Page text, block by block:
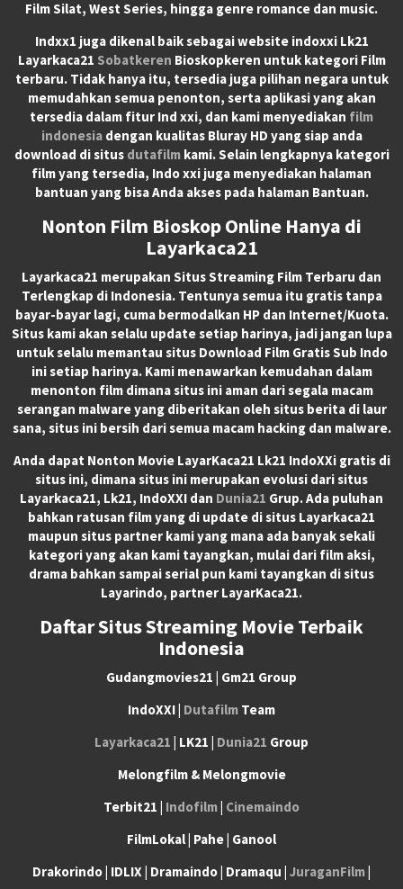
Film Silat, West Series, hingga genre romance dan music.
Indxx1 juga dikenal baik sebagai website indoxxi Lk21
Layarkaca21 Sobatkeren Bioskopkeren untuk kategori Film
terbaru. Tidak hanya itu, tersedia juga pilihan negara untuk
memudahkan semua penonton, serta aplikasi yang akan
tersedia dalam fitur Ind xxi, dan kami menyediakan film
indonesiadengan kualitas Bluray HD yang siap anda
download di situs dutafilmkami. Selain lengkapnya kategori
film yang tersedia, Indo xxi juga menyediakan halaman
bantuan yang bisa Anda akses pada halaman Bantuan.
Nonton Film Bioskop Online Hanya di
Layarkaca21
Layarkaca21 merupakan Situs Streaming Film Terbaru dan
Terlengkap di Indonesia. Tentunya semua itu gratis tanpa
bayar-bayar lagi, cuma bermodalkan HP dan Internet/Kuota.
Situs kami akan selalu update setiap harinya, jadi jangan lupa
untuk selalu memantau situs Download Film Gratis Sub Indo
ini setiap harinya. Kami menawarkan kemudahan dalam
menonton film dimana situs ini aman dari segala macam
serangan malware yang diberitakan oleh situs berita di laur
sana, situs ini bersih dari semua macam hacking dan malware.
Anda dapat Nonton Movie LayarKaca21 Lk21 IndoXXigratis di
situs ini, dimana situs ini merupakan evolusi dari situs
Layarkaca21, Lk21, IndoXXI dan Dunia21 Grup. Ada puluhan
bahkan ratusan film yang di update di situs Layarkaca21
maupun situs partner kami yang mana ada banyak sekali
kategori yang akan kami tayangkan, mulai dari film aksi,
drama bahkan sampai serial pun kami tayangkan di situs
Layarindo, partner LayarKaca21.
Daftar Situs Streaming Movie Terbaik
Indonesia
Gudangmovies21 | Gm21 Group
IndoXXI | Dutafilm Team
Layarkaca21 | LK21 | Dunia21 Group
Melongfilm & Melongmovie
Terbit21 | Indofilm| Cinemaindo
FilmLokal | Pahe | Ganool
Drakorindo | IDLIX | Dramaindo | Dramaqu | JuraganFilm|